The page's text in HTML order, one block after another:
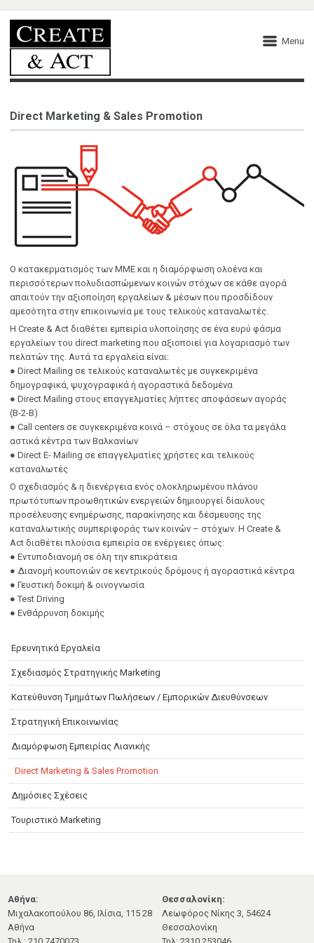
Menu
Direct Marketing & Sales Promotion
O κατακερματισμός των ΜΜΕ και η διαμόρφωση ολοένα και
περισσότερων πολυδιασπώμενων κοινών στόχων σε κάθε αγορά
απαιτούν την αξιοποίηση εργαλείων & μέσων που προσδίδουν
αμεσότητα στην επικοινωνία με τους τελικούς καταναλωτές.
Η Create & Act διαθέτει εμπειρία υλοποίησης σε ένα ευρύ φάσμα
εργαλείων του direct marketing που αξιοποιεί για λογαριασμό των
πελατών της. Αυτά τα εργαλεία είναι:
● Direct Mailing σε τελικούς καταναλωτές με συγκεκριμένα
δημογραφικά, ψυχογραφικά ή αγοραστικά δεδομένα
● Direct Mailing στους επαγγελματίες λήπτες αποφάσεων αγοράς
(Β-2-Β)
● Call centers σε συγκεκριμένα κοινά – στόχους σε όλα τα μεγάλα
αστικά κέντρα των Βαλκανίων
● Direct Ε- Mailing σε επαγγελματίες χρήστες και τελικούς
καταναλωτές
Ο σχεδιασμός & η διενέργεια ενός ολοκληρωμένου πλάνου
πρωτότυπων προωθητικών ενεργειών δημιουργεί δίαυλους
προσέλευσης ενημέρωσης, παρακίνησης και δέσμευσης της
καταναλωτικής συμπεριφοράς των κοινών – στόχων. Η Create &
Act διαθέτει πλούσια εμπειρία σε ενέργειες όπως:
● Εντυποδιανομή σε όλη την επικράτεια
● Διανομή κουπονιών σε κεντρικούς δρόμους ή αγοραστικά κέντρα
● Γευστική δοκιμή & οινογνωσία
● Test Driving
● Ενθάρρυνση δοκιμής
Ερευνητικά Εργαλεία
Σχεδιασμός Στρατηγικής Marketing
Κατεύθυνση Τμημάτων Πωλήσεων / Εμπορικών Διευθύνσεων
Στρατηγική Επικοινωνίας
Διαμόρφωση Εμπειρίας Λιανικής
Direct Marketing & Sales Promotion
Δημόσιες Σχέσεις
Τουριστικό Marketing
Αθήνα:
Μιχαλακοπούλου 86, Ιλίσια, 115 28
Αθήνα
Θεσσαλονίκη:
Λεωφόρος Νίκης 3, 54624
Θεσσαλονίκη